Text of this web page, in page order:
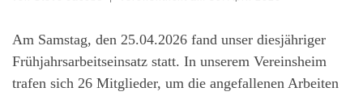
Am Samstag, den 25.04.2026 fand unser diesjähriger
Frühjahrsarbeitseinsatz statt. In unserem Vereinsheim
trafen sich 26 Mitglieder, um die angefallenen Arbeiten